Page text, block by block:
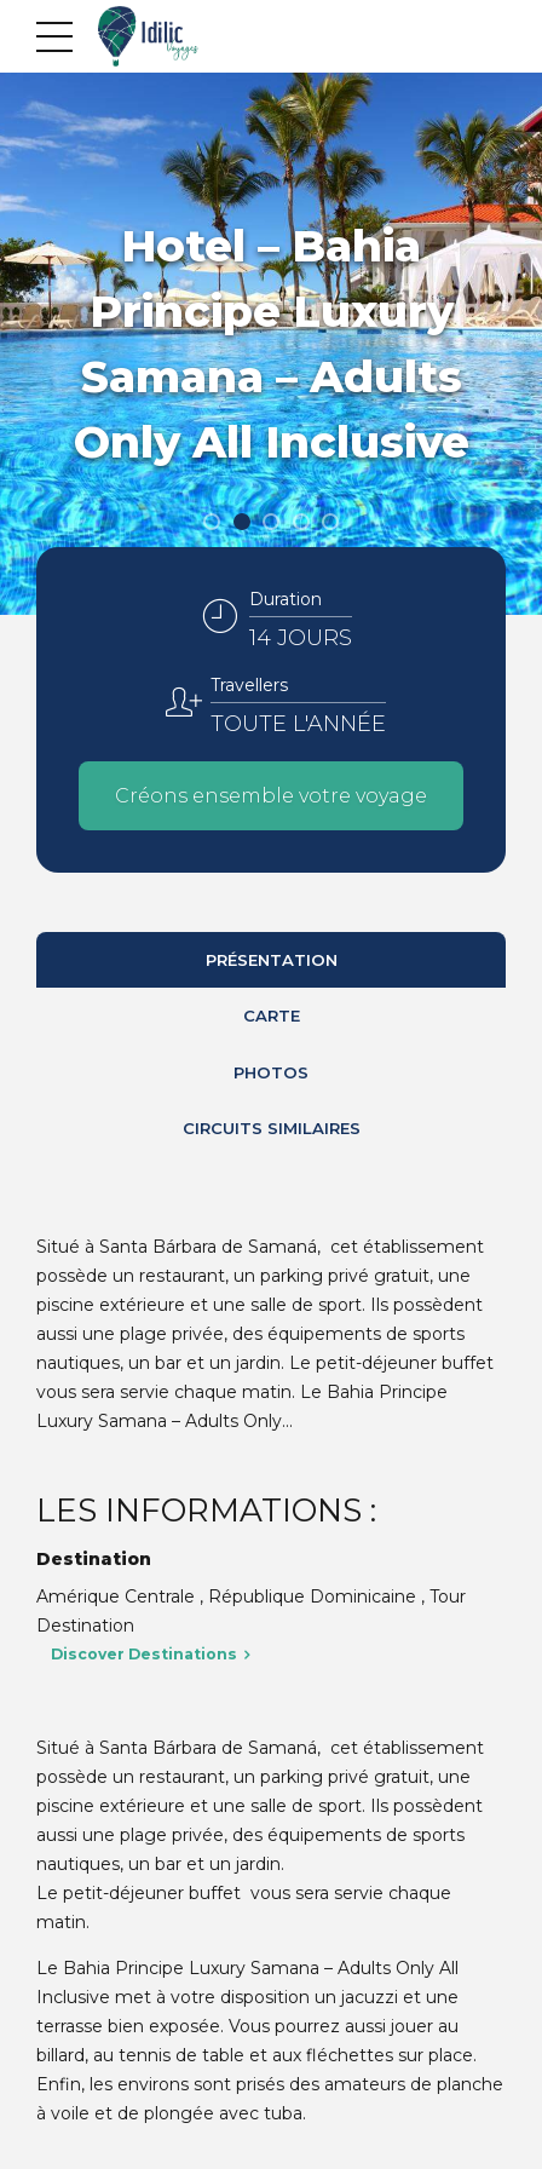
Hotel – Bahia
Principe Luxury
Samana – Adults
Only All Inclusive
Duration
14 JOURS
Travellers
TOUTE L'ANNÉE
Créons ensemble votre voyage
PRÉSENTATION
CARTE
PHOTOS
CIRCUITS SIMILAIRES
Situé à Santa Bárbara de Samaná, cet établissement
possède un restaurant, un parking privé gratuit, une
piscine extérieure et une salle de sport. Ils possèdent
aussi une plage privée, des équipements de sports
nautiques, un bar et un jardin. Le petit-déjeuner buffet
vous sera servie chaque matin. Le Bahia Principe
Luxury Samana – Adults Only...
LES INFORMATIONS :
Destination
Amérique Centrale , République Dominicaine , Tour
Destination
Discover Destinations
Situé à Santa Bárbara de Samaná, cet établissement
possède un restaurant, un parking privé gratuit, une
piscine extérieure et une salle de sport. Ils possèdent
aussi une plage privée, des équipements de sports
nautiques, un bar et un jardin.
Le petit-déjeuner buffet vous sera servie chaque
matin.
Le Bahia Principe Luxury Samana – Adults Only All
Inclusive met à votre disposition un jacuzzi et une
terrasse bien exposée. Vous pourrez aussi jouer au
billard, au tennis de table et aux fléchettes sur place.
Enfin, les environs sont prisés des amateurs de planche
à voile et de plongée avec tuba.